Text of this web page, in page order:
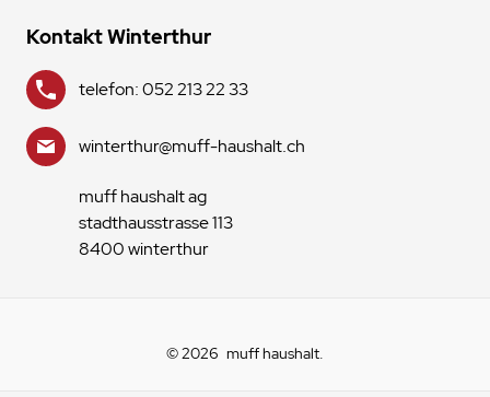
Kontakt Winterthur
telefon: 052 213 22 33
winterthur@muff-haushalt.ch
muff haushalt ag
stadthausstrasse 113
8400 winterthur
© 2026 muff haushalt.